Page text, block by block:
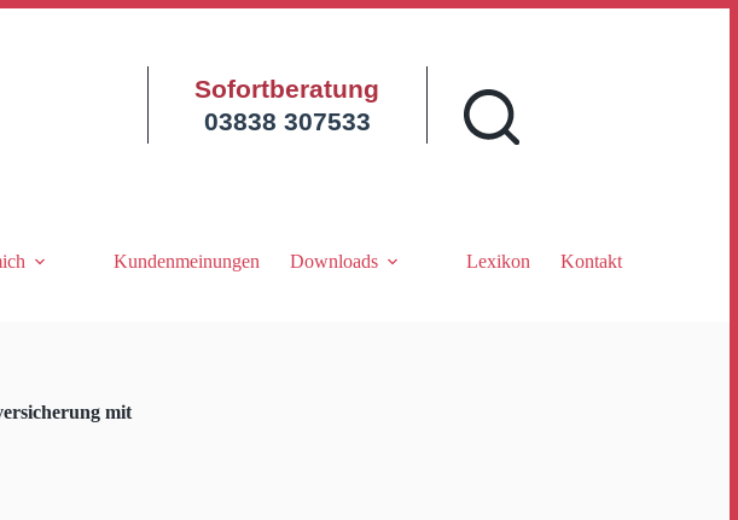
Sofortberatung
03838 307533
Kundenmeinungen Downloads Lexikon Kontakt
mit